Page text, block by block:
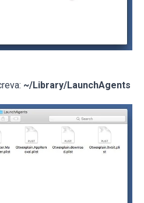
~/Library/LaunchAgents